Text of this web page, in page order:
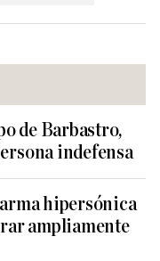
de Barbastro,
indefensa
hipersónica
ampliamente